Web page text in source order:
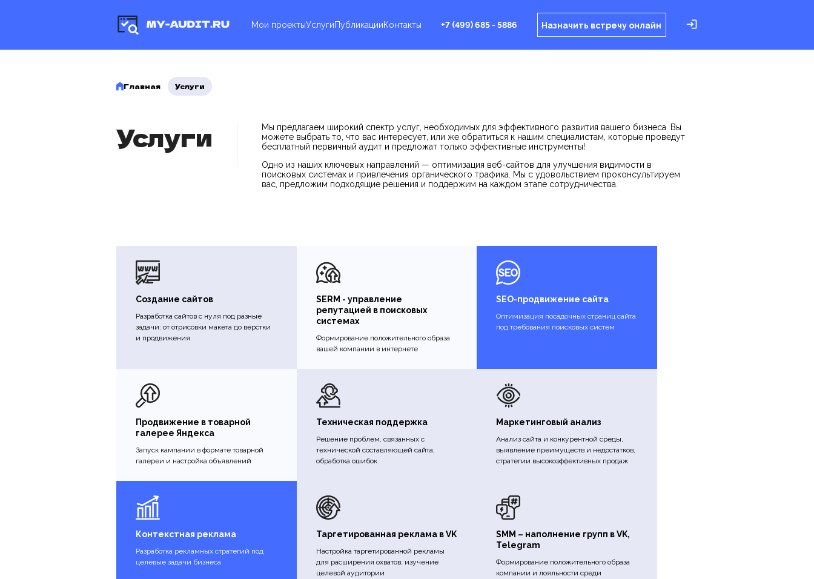
Мои проектыУслугиПубликацииКонтакты +7 (499) 685 - 5886 Назначить встречу онлайн
Главная Услуги
Услуги
Мы предлагаем широкий спектр услуг, необходимых для эффективного развития вашего бизнеса. Вы
можете выбрать то, что вас интересует, или же обратиться к нашим специалистам, которые проведут
бесплатный первичный аудит и предложат только эффективные инструменты!
Одно из наших ключевых направлений — оптимизация веб-сайтов для улучшения видимости в
поисковых системах и привлечения органического трафика. Мы с удовольствием проконсультируем
вас, предложим подходящие решения и поддержим на каждом этапе сотрудничества.
Создание сайтов
Разработка сайтов с нуля под разные
задачи: от отрисовки макета до верстки
и продвижения
SERM - управление
репутацией в поисковых
системах
Формирование положительного образа
вашей компании в интернете
SEO-продвижение сайта
Оптимизация посадочных страниц сайта
под требования поисковых систем
Продвижение в товарной
галерее Яндекса
Запуск кампании в формате товарной
галереи и настройка объявлений
Техническая поддержка
Решение проблем, связанных с
технической составляющей сайта,
обработка ошибок
Маркетинговый анализ
Анализ сайта и конкурентной среды,
выявление преимуществ и недостатков,
стратегии высокоэффективных продаж
Контекстная реклама
Разработка рекламных стратегий под
целевые задачи бизнеса
Таргетированная реклама в VK
Настройка таргетированной рекламы
для расширения охватов, изучение
целевой аудитории
SMM – наполнение групп в VK,
Telegram
Формирование положительного образа
компании и лояльности среди